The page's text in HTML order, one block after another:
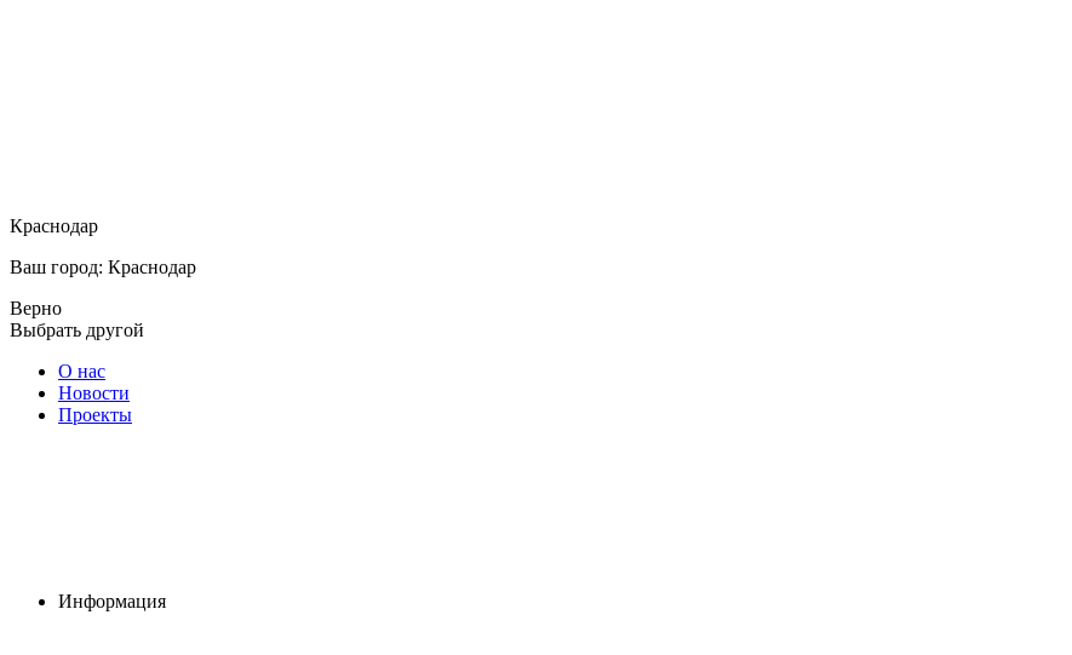
Краснодар
Ваш город: Краснодар
Верно
Выбрать другой
О нас
Новости
Проекты
Информация